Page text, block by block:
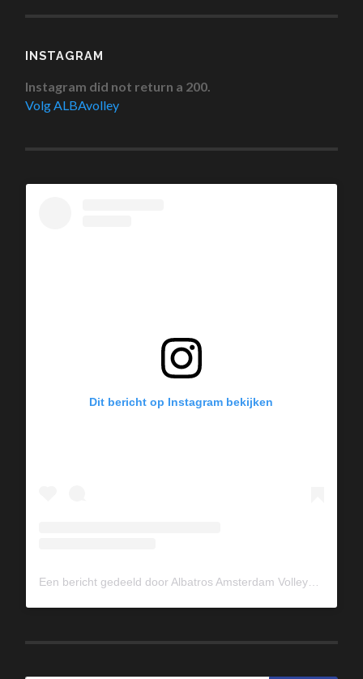
INSTAGRAM
Instagram did not return a 200.
Volg ALBAvolley
Dit bericht op Instagram bekijken